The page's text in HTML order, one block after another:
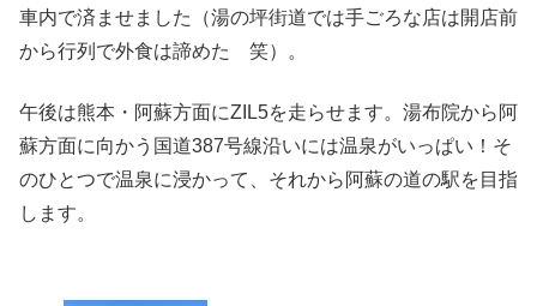
車内で済ませました（湯の坪街道では手ごろな店は開店前
から行列で外食は諦めた 笑）。
午後は熊本・阿蘇方面にZIL5を走らせます。湯布院から阿
蘇方面に向かう国道387号線沿いには温泉がいっぱい！そ
のひとつで温泉に浸かって、それから阿蘇の道の駅を目指
します。